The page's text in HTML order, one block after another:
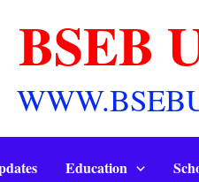
BSEB
Education